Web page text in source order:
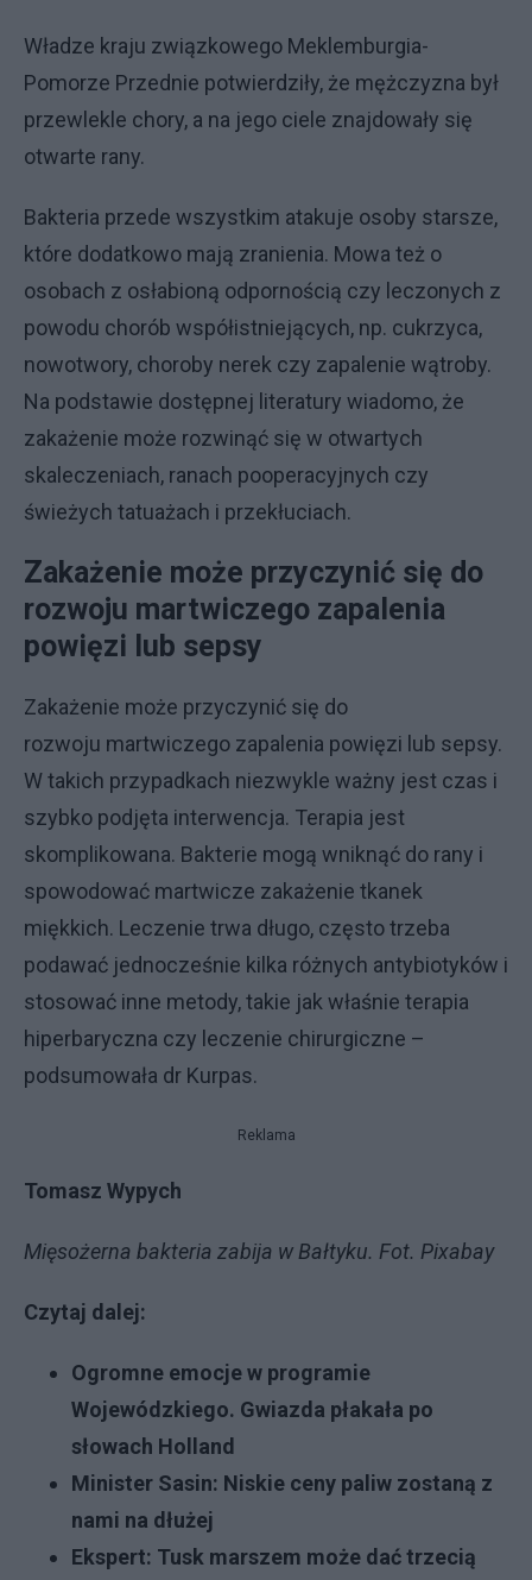
Władze kraju związkowego Meklemburgia-
Pomorze Przednie potwierdziły, że mężczyzna był
przewlekle chory, a na jego ciele znajdowały się
otwarte rany.
Bakteria przede wszystkim atakuje osoby starsze,
które dodatkowo mają zranienia. Mowa też o
osobach z osłabioną odpornością czy leczonych z
powodu chorób współistniejących, np. cukrzyca,
nowotwory, choroby nerek czy zapalenie wątroby.
Na podstawie dostępnej literatury wiadomo, że
zakażenie może rozwinąć się w otwartych
skaleczeniach, ranach pooperacyjnych czy
świeżych tatuażach i przekłuciach.
Zakażenie może przyczynić się do
rozwoju martwiczego zapalenia
powięzi lub sepsy
Zakażenie może przyczynić się do
rozwoju martwiczego zapalenia powięzi lub sepsy.
W takich przypadkach niezwykle ważny jest czas i
szybko podjęta interwencja. Terapia jest
skomplikowana. Bakterie mogą wniknąć do rany i
spowodować martwicze zakażenie tkanek
miękkich. Leczenie trwa długo, często trzeba
podawać jednocześnie kilka różnych antybiotyków i
stosować inne metody, takie jak właśnie terapia
hiperbaryczna czy leczenie chirurgiczne –
podsumowała dr Kurpas.
Reklama
Tomasz Wypych
Mięsożerna bakteria zabija w Bałtyku. Fot. Pixabay
Czytaj dalej:
Ogromne emocje w programie
Wojewódzkiego. Gwiazda płakała po
słowach Holland
Minister Sasin: Niskie ceny paliw zostaną z
nami na dłużej
Ekspert: Tusk marszem może dać trzecią